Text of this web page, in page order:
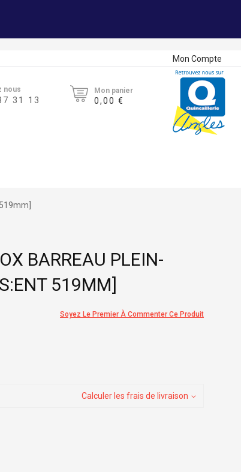
Mon Compte
nous
31 13
Mon panier
0,00 €
BARREAU PLEIN-
519MM]
Soyez Le Premier À Commenter Ce Produit
Calculer les frais de livraison